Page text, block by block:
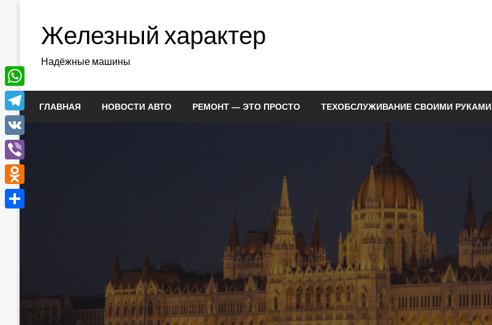
содержимомуЖелезный характер
Надёжные машины
ГЛАВНАЯ НОВОСТИ АВТО РЕМОНТ — ЭТО ПРОСТО ТЕХОБСЛУЖИВАНИЕ СВОИМИ РУКАМИ
WhatsApp
Telegram
VK
Viber
Odnoklassniki